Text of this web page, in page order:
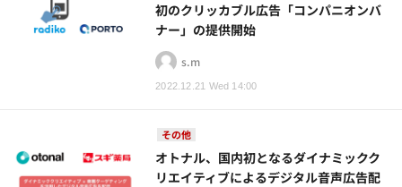
2022.12.21 Wed 14:00
初のクリッカブル広告「コンパニオンバ
ナー」の提供開始
s.m
その他
オトナル、国内初となるダイナミックク
リエイティブによるデジタル音声広告配